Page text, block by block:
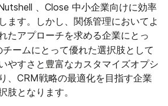
、Close 中小企業向けに効率
ます。しかし、関係管理においてよ
たアプローチを求める企業にとっ
ームにとって優れた選択肢として
やすさと豊富なカスタマイズオプシ
、CRM戦略の最適化を目指す企業
肢となります。